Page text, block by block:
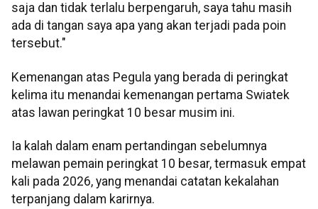
saja dan tidak terlalu berpengaruh, saya tahu masih
ada di tangan saya apa yang akan terjadi pada poin
tersebut."
Kemenangan atas Pegula yang berada di peringkat
kelima itu menandai kemenangan pertama Swiatek
atas lawan peringkat 10 besar musim ini.
Ia kalah dalam enam pertandingan sebelumnya
melawan pemain peringkat 10 besar, termasuk empat
kali pada 2026, yang menandai catatan kekalahan
terpanjang dalam karirnya.